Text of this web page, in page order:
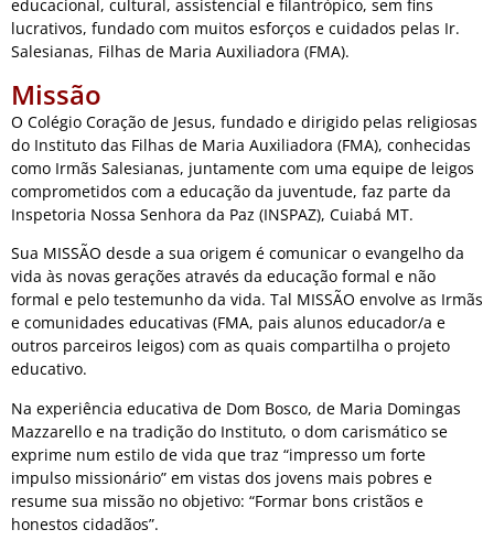
educacional, cultural, assistencial e filantrópico, sem fins
lucrativos, fundado com muitos esforços e cuidados pelas Ir.
Salesianas, Filhas de Maria Auxiliadora (FMA).
Missão
O Colégio Coração de Jesus, fundado e dirigido pelas religiosas
do Instituto das Filhas de Maria Auxiliadora (FMA), conhecidas
como Irmãs Salesianas, juntamente com uma equipe de leigos
comprometidos com a educação da juventude, faz parte da
Inspetoria Nossa Senhora da Paz (INSPAZ), Cuiabá MT.
Sua MISSÃO desde a sua origem é comunicar o evangelho da
vida às novas gerações através da educação formal e não
formal e pelo testemunho da vida. Tal MISSÃO envolve as Irmãs
e comunidades educativas (FMA, pais alunos educador/a e
outros parceiros leigos) com as quais compartilha o projeto
educativo.
Na experiência educativa de Dom Bosco, de Maria Domingas
Mazzarello e na tradição do Instituto, o dom carismático se
exprime num estilo de vida que traz “impresso um forte
impulso missionário” em vistas dos jovens mais pobres e
resume sua missão no objetivo: “Formar bons cristãos e
honestos cidadãos”.